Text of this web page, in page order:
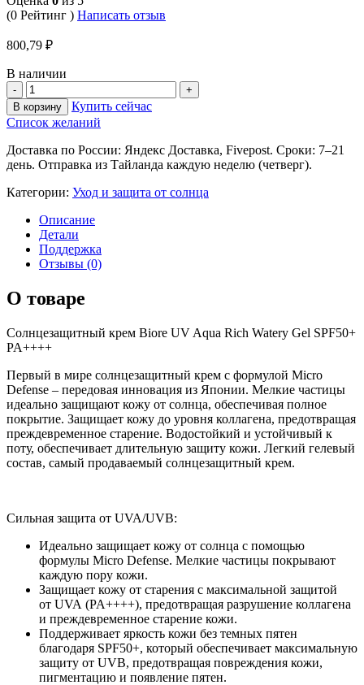
(0 Рейтинг ) Написать отзыв
800,79 ₽
В наличии
В корзину
Купить сейчас
Список желаний
Доставка по России: Яндекс Доставка, Fivepost. Сроки: 7–21
день. Отправка из Тайланда каждую неделю (четверг).
Категории: Уход и защита от солнца
Описание
Детали
Поддержка
Отзывы (0)
О товаре
Солнцезащитный крем Biore UV Aqua Rich Watery Gel SPF50+
PA++++
Первый в мире солнцезащитный крем с формулой Micro
Defense – передовая инновация из Японии. Мелкие частицы
идеально защищают кожу от солнца, обеспечивая полное
покрытие. Защищает кожу до уровня коллагена, предотвращая
преждевременное старение. Водостойкий и устойчивый к
поту, обеспечивает длительную защиту кожи. Легкий гелевый
состав, самый продаваемый солнцезащитный крем.
Сильная защита от UVA/UVB:
Идеально защищает кожу от солнца с помощью
формулы Micro Defense. Мелкие частицы покрывают
каждую пору кожи.
Защищает кожу от старения с максимальной защитой
от UVA (PA++++), предотвращая разрушение коллагена
и преждевременное старение кожи.
Поддерживает яркость кожи без темных пятен
благодаря SPF50+, который обеспечивает максимальную
защиту от UVB, предотвращая повреждения кожи,
пигментацию и появление пятен.